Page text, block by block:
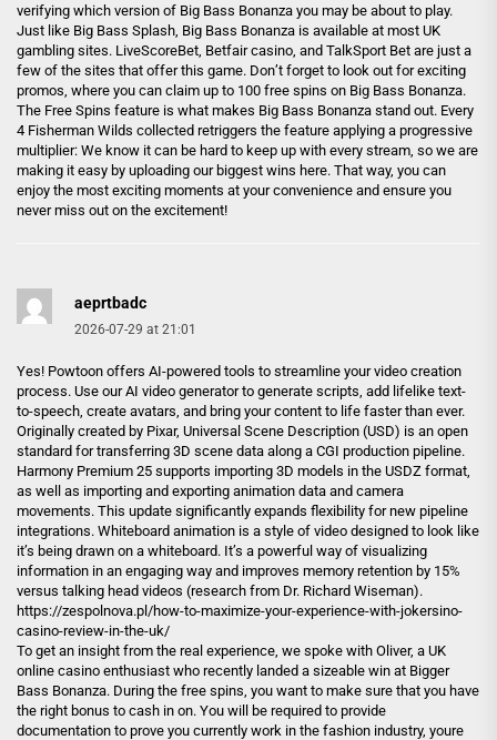
verifying which version of Big Bass Bonanza you may be about to play.
Just like Big Bass Splash, Big Bass Bonanza is available at most UK
gambling sites. LiveScoreBet, Betfair casino, and TalkSport Bet are just a
few of the sites that offer this game. Don’t forget to look out for exciting
promos, where you can claim up to 100 free spins on Big Bass Bonanza.
The Free Spins feature is what makes Big Bass Bonanza stand out. Every
4 Fisherman Wilds collected retriggers the feature applying a progressive
multiplier: We know it can be hard to keep up with every stream, so we are
making it easy by uploading our biggest wins here. That way, you can
enjoy the most exciting moments at your convenience and ensure you
never miss out on the excitement!
aeprtbadc
2026-07-29 at 21:01
Yes! Powtoon offers AI-powered tools to streamline your video creation
process. Use our AI video generator to generate scripts, add lifelike text-
to-speech, create avatars, and bring your content to life faster than ever.
Originally created by Pixar, Universal Scene Description (USD) is an open
standard for transferring 3D scene data along a CGI production pipeline.
Harmony Premium 25 supports importing 3D models in the USDZ format,
as well as importing and exporting animation data and camera
movements. This update significantly expands flexibility for new pipeline
integrations. Whiteboard animation is a style of video designed to look like
it’s being drawn on a whiteboard. It’s a powerful way of visualizing
information in an engaging way and improves memory retention by 15%
versus talking head videos (research from Dr. Richard Wiseman).
https://zespolnova.pl/how-to-maximize-your-experience-with-jokersino-
casino-review-in-the-uk/
To get an insight from the real experience, we spoke with Oliver, a UK
online casino enthusiast who recently landed a sizeable win at Bigger
Bass Bonanza. During the free spins, you want to make sure that you have
the right bonus to cash in on. You will be required to provide
documentation to prove you currently work in the fashion industry, youre